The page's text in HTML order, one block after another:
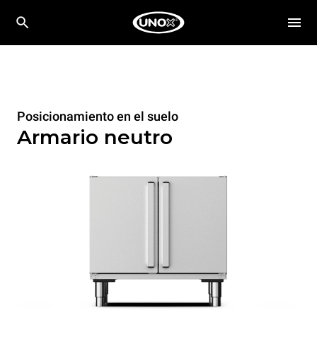
Posicionamiento en el suelo
Armario neutro